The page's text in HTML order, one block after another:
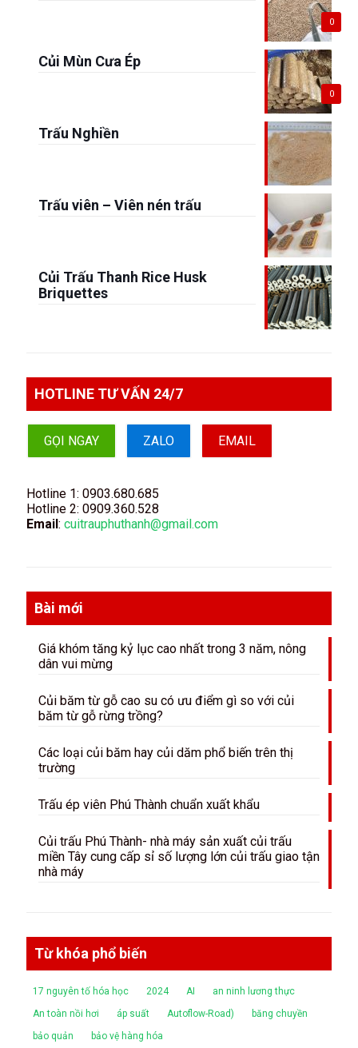
0
0
Củi Mùn Cưa Ép
Trấu Nghiền
Trấu viên – Viên nén trấu
Củi Trấu Thanh Rice Husk
Briquettes
HOTLINE TƯ VẤN 24/7
GỌI NGAY ZALO EMAIL
Hotline 1: 0903.680.685
Hotline 2: 0909.360.528
Email: cuitrauphuthanh@gmail.com
Bài mới
Giá khóm tăng kỷ lục cao nhất trong 3 năm, nông
dân vui mừng
Củi băm từ gỗ cao su có ưu điểm gì so với củi
băm từ gỗ rừng trồng?
Các loại củi băm hay củi dăm phổ biến trên thị
trường
Trấu ép viên Phú Thành chuẩn xuất khẩu
Củi trấu Phú Thành- nhà máy sản xuất củi trấu
miền Tây cung cấp sỉ số lượng lớn củi trấu giao tận
nhà máy
Từ khóa phổ biến
17 nguyên tố hóa học 2024 AI
an ninh lương thực
An toàn nồi hơi
áp suất Autoflow-Road)
băng chuyền
bảo quản
bảo vệ hàng hóa